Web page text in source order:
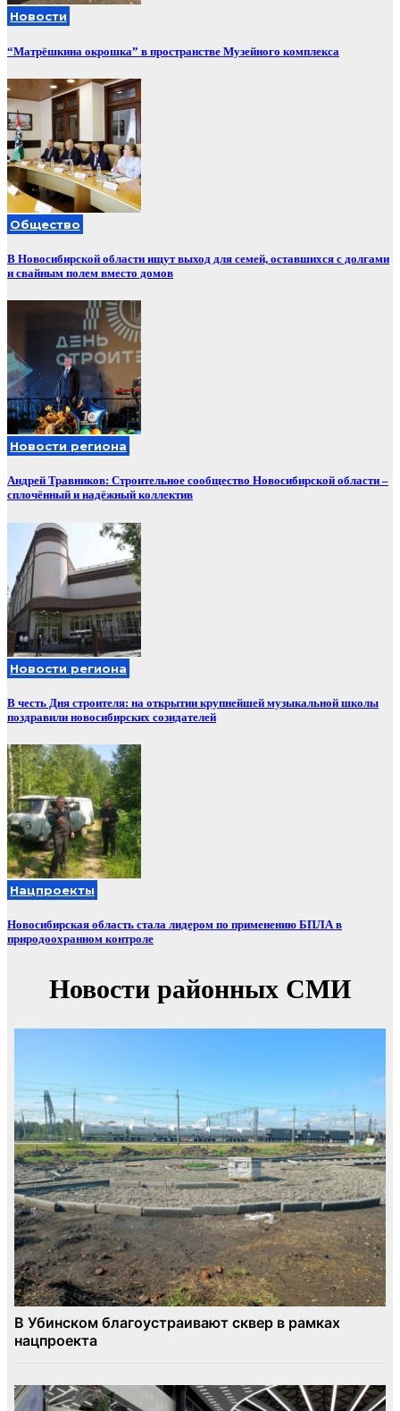
Новости
“Матрёшкина окрошка” в пространстве Музейного комплекса
Общество
В Новосибирской области ищут выход для семей, оставшихся с долгами
и свайным полем вместо домов
Новости региона
Андрей Травников: Строительное сообщество Новосибирской области –
сплочённый и надёжный коллектив
Новости региона
В честь Дня строителя: на открытии крупнейшей музыкальной школы
поздравили новосибирских созидателей
Нацпроекты
Новосибирская область стала лидером по применению БПЛА в
природоохранном контроле